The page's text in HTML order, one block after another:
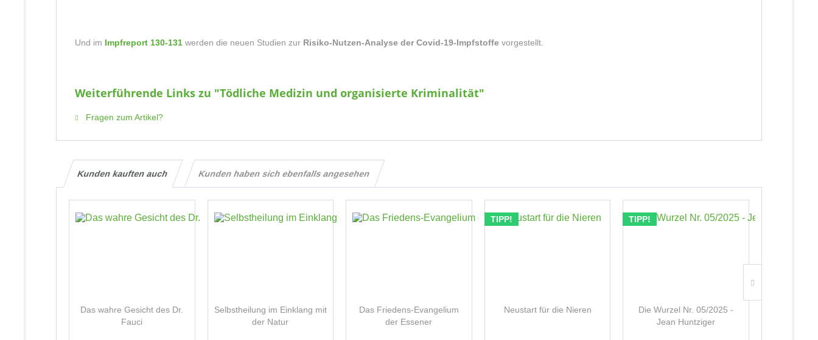
Und im Impfreport 130-131 werden die neuen Studien zur Risiko-Nutzen-Analyse der Covid-19-Impfstoffe vorgestellt.
Weiterführende Links zu "Tödliche Medizin und organisierte Kriminalität"
Fragen zum Artikel?
Kunden kauften auch Kunden haben sich ebenfalls angesehen
Das wahre Gesicht des Dr.
Fauci
Selbstheilung im Einklang mit
der Natur
Das Friedens-Evangelium
der Essener
TIPP!
Neustart für die Nieren
TIPP!
Die Wurzel Nr. 05/2025 -
Jean Huntziger